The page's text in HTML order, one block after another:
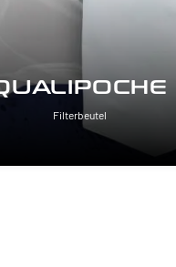
Filterbeutel